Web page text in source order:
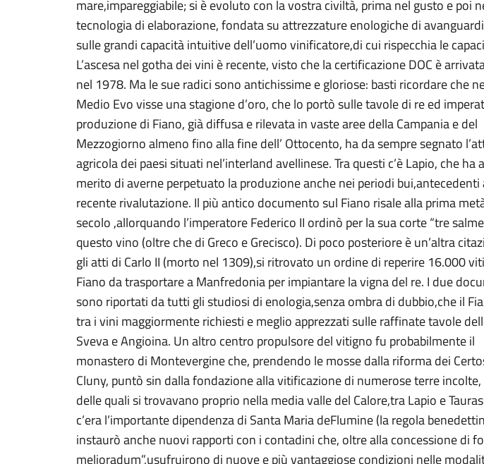
mare,impareggiabile; si è evoluto con la vostra civiltà, prima nel gusto e poi
tecnologia di elaborazione, fondata su attrezzature enologiche di
sulle grandi capacità intuitive dell’uomo vinificatore,di cui rispecchia le
L’ascesa nel gotha dei vini è recente, visto che la certificazione DOC è
nel 1978. Ma le sue radici sono antichissime e gloriose: basti ricordare che
Medio Evo visse una stagione d’oro, che lo portò sulle tavole di re ed
produzione di Fiano, già diffusa e rilevata in vaste aree della Campania e del
Mezzogiorno almeno fino alla fine dell’ Ottocento, ha da sempre segnato
agricola dei paesi situati nel’interland avellinese. Tra questi c’è Lapio, che ha
merito di averne perpetuato la produzione anche nei periodi bui,antecedenti
recente rivalutazione. Il più antico documento sul Fiano risale alla prima
secolo ,allorquando l’imperatore Federico II ordinò per la sua corte “tre
questo vino (oltre che di Greco e Grecisco). Di poco posteriore è un’altra
gli atti di Carlo II (morto nel 1309),si ritrovato un ordine di reperire 16.000
Fiano da trasportare a Manfredonia per impiantare la vigna del re. I due
sono riportati da tutti gli studiosi di enologia,senza ombra di dubbio,che il
tra i vini maggiormente richiesti e meglio apprezzati sulle raffinate tavole
Sveva e Angioina. Un altro centro propulsore del vitigno fu probabilmente il
monastero di Montevergine che, prendendo le mosse dalla riforma dei
Cluny, puntò sin dalla fondazione alla vitificazione di numerose terre
delle quali si trovavano proprio nella media valle del Calore,tra Lapio e
c’era l’importante dipendenza di Santa Maria deFlumine (la regola
instaurò anche nuovi rapporti con i contadini che, oltre alla concessione di
melioradum”,usufruirono di nuove e più vantaggiose condizioni nelle